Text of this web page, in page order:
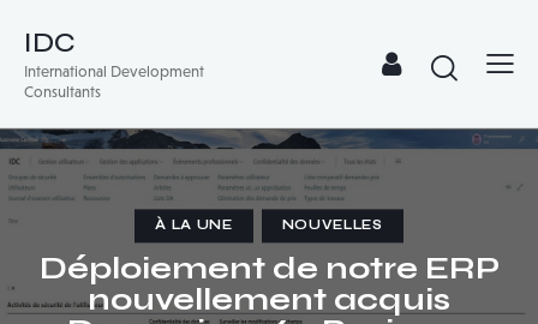
IDC
International Development
Consultants
À LA UNE NOUVELLES
Déploiement de notre ERP
nouvellement acquis